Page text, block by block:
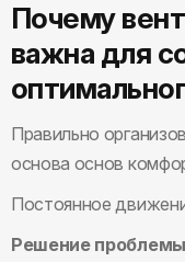
Почему
важна для
Правильно
основа основ
Постоянное
Решение